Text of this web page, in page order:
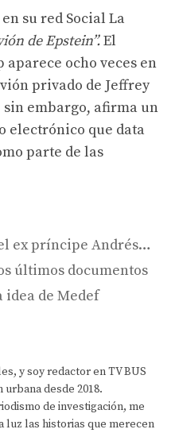
su red Social La
de Epstein”.El
ocho veces en
privado de Jeffrey
sin embargo, afirma un
electrónico que data
parte de las
ex príncipe Andrés…
últimos documentos
idea de Medef
y soy redactor en TV BUS
urbana desde 2018.
de investigación, me
luz las historias que merecen